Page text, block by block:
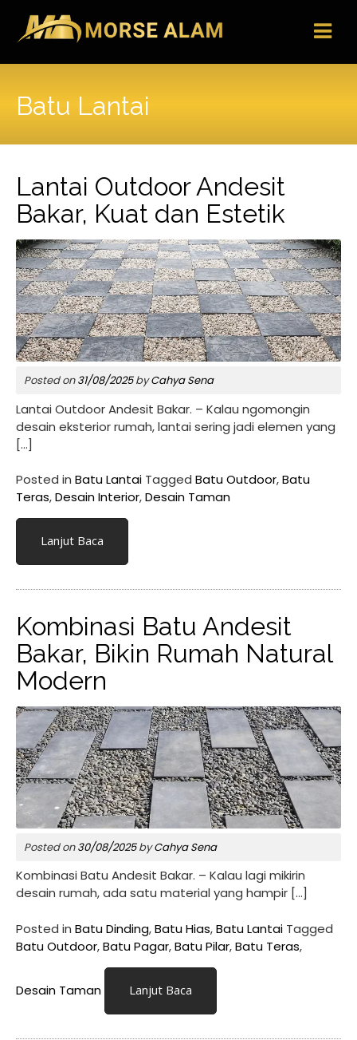
content
Batu Lantai
Lantai Outdoor Andesit
Bakar, Kuat dan Estetik
Posted on31/08/2025byCahya Sena
Lantai Outdoor Andesit Bakar. – Kalau ngomongin
desain eksterior rumah, lantai sering jadi elemen yang
[…]
Posted in Batu Lantai Tagged Batu Outdoor,Batu
Teras,Desain Interior,Desain Taman
Lanjut Baca
Kombinasi Batu Andesit
Bakar, Bikin Rumah Natural
Modern
Posted on30/08/2025byCahya Sena
Kombinasi Batu Andesit Bakar. – Kalau lagi mikirin
desain rumah, ada satu material yang hampir […]
Posted in Batu Dinding,Batu Hias,Batu Lantai Tagged
Batu Outdoor,Batu Pagar,Batu Pilar,Batu Teras,
Desain Taman Lanjut Baca